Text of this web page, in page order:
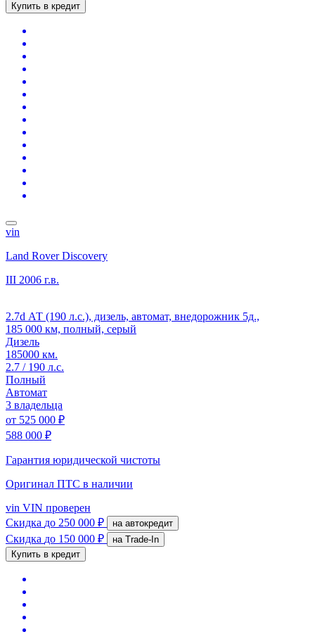
Купить в кредит
vin
Land Rover Discovery
III 2006 г.в.
2.7d АТ (190 л.с.), дизель, автомат, внедорожник 5д.,
185 000 км, полный, серый
Дизель
185000 км.
2.7 / 190 л.с.
Полный
Автомат
3 владельца
от 525 000 ₽
588 000 ₽
Гарантия юридической чистоты
Оригинал ПТС в наличии
vin VIN проверен
Скидка до 250 000 ₽ на автокредит
Скидка до 150 000 ₽
на Trade-In
Купить в кредит